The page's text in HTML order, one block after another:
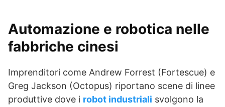
Automazione e robotica nelle
fabbriche cinesi
Imprenditori come Andrew Forrest (Fortescue) e
Greg Jackson (Octopus) riportano scene di linee
produttive dove i robot industriali svolgono la